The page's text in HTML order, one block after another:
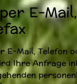
E-
E-Mail, Telefon
Ihre Anfrage